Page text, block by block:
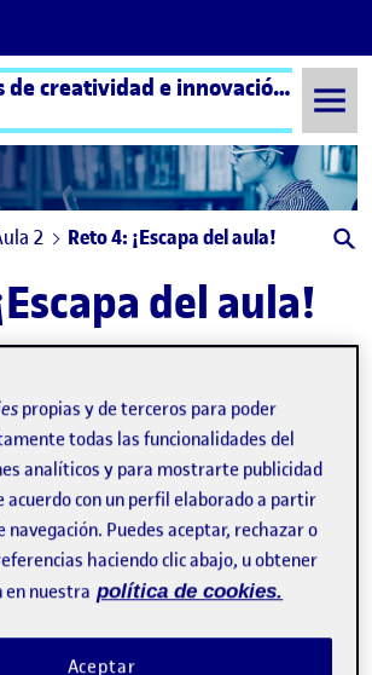
Técnicas de creatividad e innovación aula 2
2 Reto 4: ¡Escapa del aula!
del aula!
de publicación
27 diciembre, 2022 10:08 pm
comentario en Propuesta final
propias y de terceros para poder
todas las funcionalidades del
analíticos y para mostrarte publicidad
acuerdo con un perfil elaborado a partir
navegación. Puedes aceptar, rechazar o
haciendo clic abajo, u obtener
en nuestra política de cookies.
Aceptar